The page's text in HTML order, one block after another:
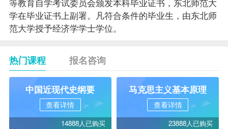
学在毕业证书上副署。凡符合条件的毕业生 ，由东北师
范大学授予经济学学士学位。
热门课程 报名咨询
中国近现代史纲要
查看详情
14888人已购买
马克思主义基本原理
查看详情
23888人已购买